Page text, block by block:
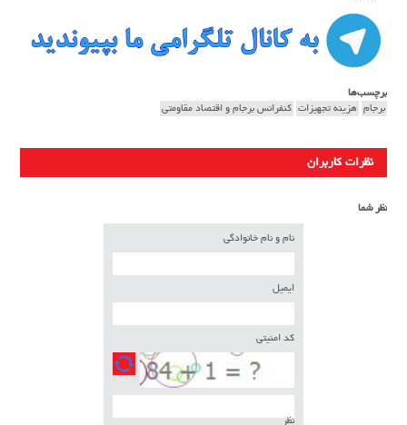
برچسب‌ها
برجام هزینه تجهیزات کنفرانس برجام و اقتصاد مقاومتی
نظرات کاربران
نظر شما
نام و نام خانوادگی
ایمیل
کد امنیتی
نظر